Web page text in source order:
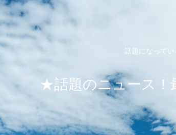
話題になってい
★話題のニュース！